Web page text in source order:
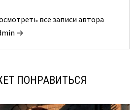
все записи автора
→
ПОНРАВИТЬСЯ